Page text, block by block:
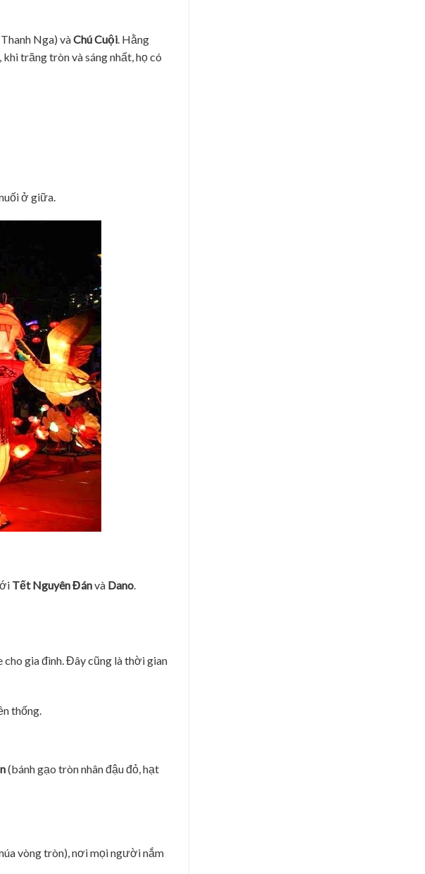
Nga) vàChú Cuội. Hằng
trăng tròn và sáng nhất, họ có
ở giữa.
Tết Nguyên Đánvà Dano
cho gia đình. Đây cũng là thời gian
thống.
(bánh gạo tròn nhân đậu đỏ, hạt
vòng tròn), nơi mọi người nắm